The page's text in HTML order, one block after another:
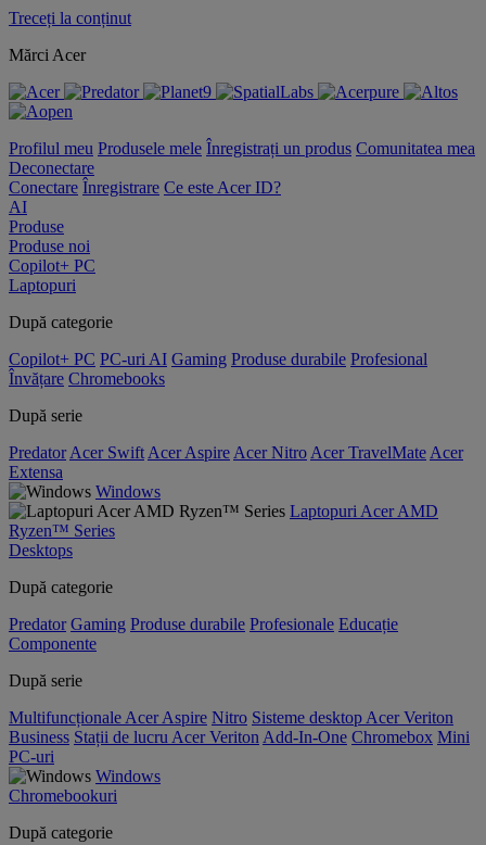
Treceți la conținut
Mărci Acer
Profilul meu Produsele mele Înregistrați un produs Comunitatea mea
Deconectare
Conectare Înregistrare Ce este Acer ID?
AI
Produse
Produse noi
Copilot+ PC
Laptopuri
După categorie
Copilot+ PC PC-uri AI Gaming Produse durabile Profesional
Învățare Chromebooks
După serie
Predator Acer Swift Acer Aspire Acer Nitro Acer TravelMate Acer
Extensa
Windows
Laptopuri Acer AMD
Ryzen™ Series
Desktops
După categorie
Predator Gaming Produse durabile Profesionale Educație
Componente
După serie
Multifuncționale Acer Aspire Nitro Sisteme desktop Acer Veriton
Business Stații de lucru Acer Veriton Add-In-One Chromebox Mini
PC-uri
Windows
Chromebookuri
După categorie